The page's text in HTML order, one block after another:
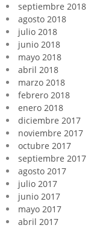
septiembre 2018
agosto 2018
julio 2018
junio 2018
mayo 2018
abril 2018
marzo 2018
febrero 2018
enero 2018
diciembre 2017
noviembre 2017
octubre 2017
septiembre 2017
agosto 2017
julio 2017
junio 2017
mayo 2017
abril 2017